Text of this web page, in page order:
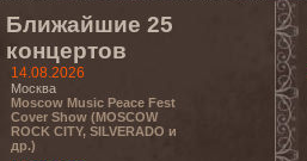
Ближайшие 25
концертов
14.08.2026
Москва
Moscow Music Peace Fest
Cover Show (MOSCOW
ROCK CITY, SILVERADO и
др.)